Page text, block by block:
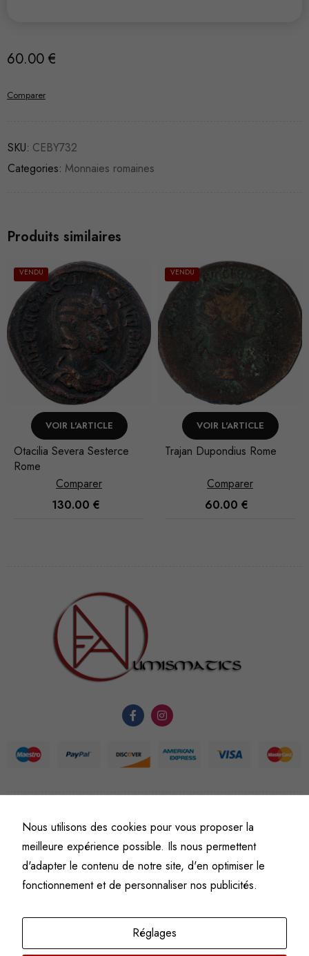
60.00 €
Comparer
SKU: CEBY732
Categories: Monnaies romaines
Produits similaires
VENDU
VOIR L'ARTICLE
Otacilia Severa Sesterce
Rome
Comparer
130.00 €
VENDU
VOIR L'ARTICLE
Trajan Dupondius Rome
Comparer
60.00 €
©Fine art numismatics– Tous droits réservés.
Politique de confidentialitéConditions générales de vente et d’utilisation
Mentions légales
Nous utilisons des cookies pour vous proposer la
meilleure expérience possible. Ils nous permettent
d'adapter le contenu de notre site, d'en optimiser le
fonctionnement et de personnaliser nos publicités.
Réglages
du site Web.
Afin que
améliorer la
et la
structure du
site Web, en
fonction de
l'usage qu'il